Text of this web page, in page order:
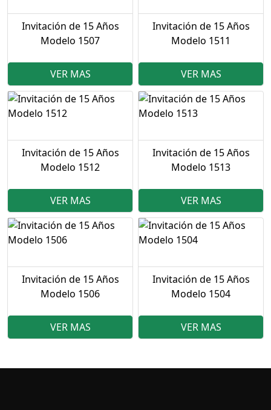
Invitación de 15 Años
Modelo 1507
VER MAS
Invitación de 15 Años
Modelo 1511
VER MAS
Invitación de 15 Años
Modelo 1512
VER MAS
Invitación de 15 Años
Modelo 1513
VER MAS
Invitación de 15 Años
Modelo 1506
VER MAS
Invitación de 15 Años
Modelo 1504
VER MAS